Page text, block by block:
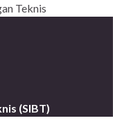
(SIBT)